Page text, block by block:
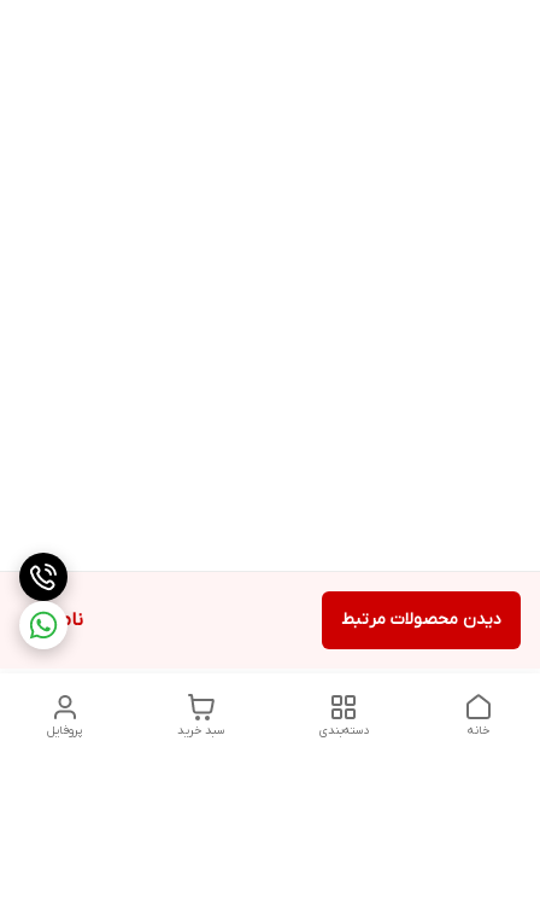
ناموجود دیدن محصولات مرتبط
پروفایل سبد خرید دسته‌بندی خانه